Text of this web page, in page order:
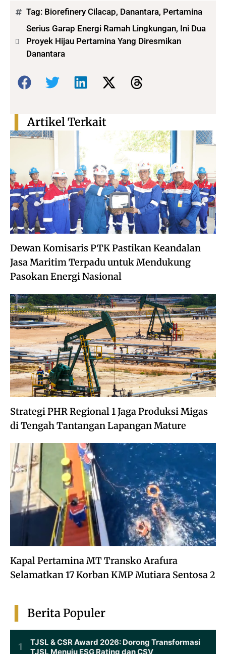
Tag: Biorefinery Cilacap, Danantara, Pertamina
Serius Garap Energi Ramah Lingkungan, Ini Dua
Proyek Hijau Pertamina Yang Diresmikan
Danantara
Bagikan:
Dewan Komisaris PTK Pastikan Keandalan
Jasa Maritim Terpadu untuk Mendukung
Pasokan Energi Nasional
Strategi PHR Regional 1 Jaga Produksi Migas
di Tengah Tantangan Lapangan Mature
Kapal Pertamina MT Transko Arafura
Selamatkan 17 Korban KMP Mutiara Sentosa 2
Artikel Terkait
Berita Populer